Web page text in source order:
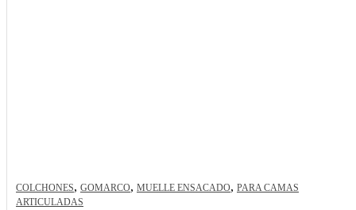
COLCHONES, GOMARCO, MUELLE ENSACADO, PARA CAMAS
ARTICULADAS